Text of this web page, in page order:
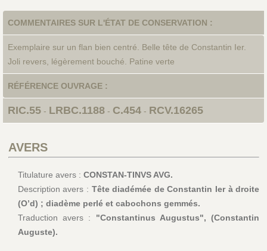
COMMENTAIRES SUR L'ÉTAT DE CONSERVATION :
Exemplaire sur un flan bien centré. Belle tête de Constantin Ier.
Joli revers, légèrement bouché. Patine verte
RÉFÉRENCE OUVRAGE :
RIC.55- LRBC.1188- C.454- RCV.16265
AVERS
Titulature avers : CONSTAN-TINVS AVG.
Description avers : Tête diadémée de Constantin Ier à droite
(O’d) ; diadème perlé et cabochons gemmés.
Traduction avers : "Constantinus Augustus", (Constantin
Auguste).